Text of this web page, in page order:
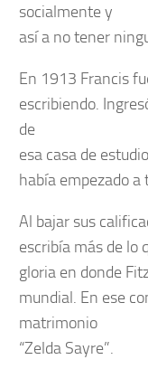
socialmente y
así a no tener
En 1913 Francis
escribiendo.
de
esa casa de
había empezado
Al bajar sus
escribía más de lo
gloria en donde
mundial. En ese
matrimonio
“Zelda Sayre”.